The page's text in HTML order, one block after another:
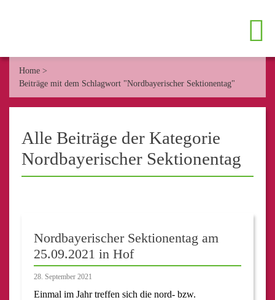
Home >
Beiträge mit dem Schlagwort "Nordbayerischer Sektionentag"
Alle Beiträge der Kategorie
Nordbayerischer Sektionentag
Nordbayerischer Sektionentag am
25.09.2021 in Hof
28. September 2021
Einmal im Jahr treffen sich die nord- bzw.